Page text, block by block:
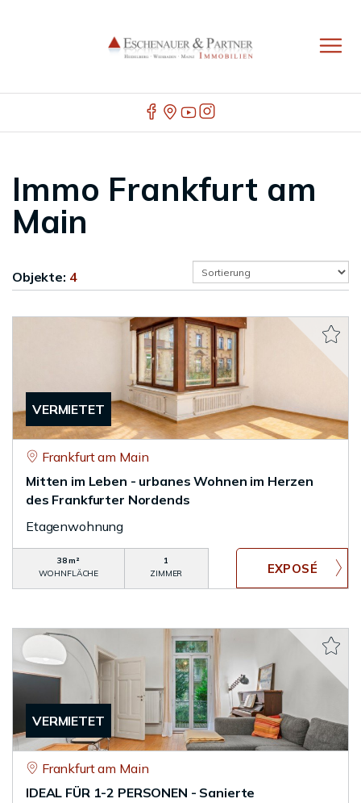
Immo Frankfurt am
Main
Objekte: 4
VERMIETET
Frankfurt am Main
Mitten im Leben - urbanes Wohnen im Herzen
des Frankfurter Nordends
Etagenwohnung
38 m²
WOHNFLÄCHE
1
ZIMMER
VERMIETET
Frankfurt am Main
IDEAL FÜR 1-2 PERSONEN - Sanierte